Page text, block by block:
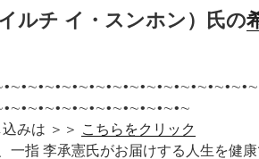
ルチ イ・スンホン）氏の
みは ＞＞ こちらをクリック
一指 李承憲氏がお届けする人生を健